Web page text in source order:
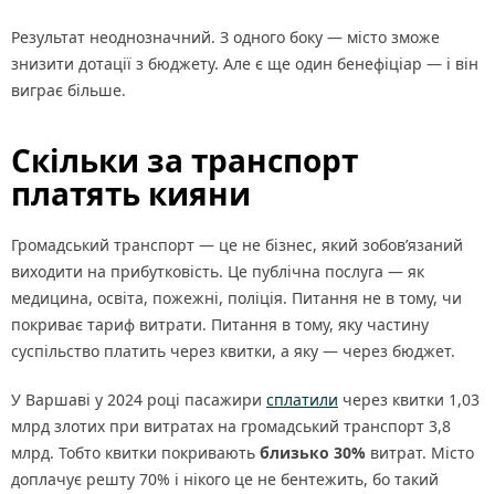
Результат неоднозначний. З одного боку — місто зможе
знизити дотації з бюджету. Але є ще один бенефіціар — і він
виграє більше.
Скільки за транспорт
платять кияни
Громадський транспорт — це не бізнес, який зобов’язаний
виходити на прибутковість. Це публічна послуга — як
медицина, освіта, пожежні, поліція. Питання не в тому, чи
покриває тариф витрати. Питання в тому, яку частину
суспільство платить через квитки, а яку — через бюджет.
У Варшаві у 2024 році пасажири сплатили через квитки 1,03
млрд злотих при витратах на громадський транспорт 3,8
млрд. Тобто квитки покривають близько 30% витрат. Місто
доплачує решту 70% і нікого це не бентежить, бо такий